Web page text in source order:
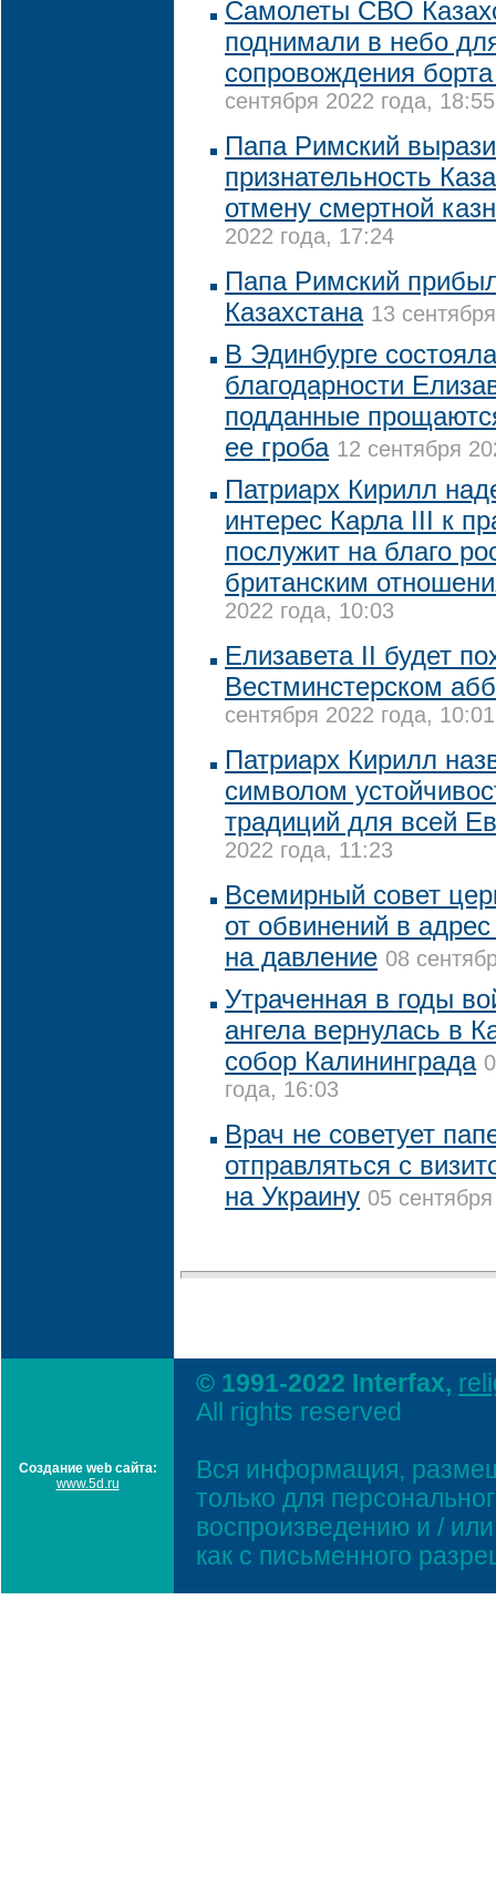
Самолеты СВО
поднимали в небо
сопровождения
сентября 2022 года, 18:55
Папа Римский
признательность
отмену смертной
2022 года, 17:24
Папа Римский
Казахстана 13
В Эдинбурге
благодарности
подданные
ее гроба 12 сентября
Патриарх Кирилл
интерес Карла III к
послужит на благо
британским
2022 года, 10:03
Елизавета II будет
Вестминстерском
сентября 2022 года, 10:01
Патриарх Кирилл
символом
традиций для всей
2022 года, 11:23
Всемирный совет
от обвинений в
на давление 08
Утраченная в годы
ангела вернулась в
собор Калининграда
года, 16:03
Врач не советует
отправляться с
на Украину 05
Создание web сайта:
www.5d.ru
© 1991-2022 Interfax,
All rights reserved
Вся информация,
только для
воспроизведению и /
как с письменного